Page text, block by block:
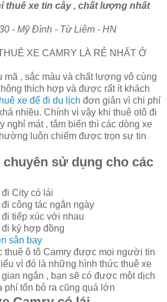
thuê xe tin cây , chất lượng nhất
- Mỹ Đình - Từ Liêm - HN
XE CAMRY LÀ RẺ NHẤT Ở
mã , sắc màu và chất lượng vô cùng
thích hợp và được rất ít khách
xe để đi du lịch đơn giản vì chi phí
nhiều. Chính vì vậy khi thuê otô đi
nghỉ mát , tắm biển thì các dòng xe
luôn chiếm được trọn sự tin
chuyên sử dụng cho các
đi City có lái
công tác ngắn ngày
tiếp xúc với nhau
ký hợp đồng
sân bay
ô tô Camry được mọi người tin
vì đó là những hình thức thuê xe
ngắn , bạn sẽ có được một dịch
phí tổn bỏ ra cũng quá lớn